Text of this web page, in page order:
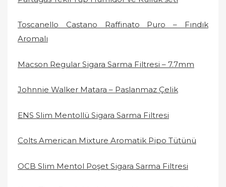
Toscanello Castano Raffinato Puro – Fındık
Aromalı
Macson Regular Sigara Sarma Filtresi – 7.7mm
Johnnie Walker Matara – Paslanmaz Çelik
ENS Slim Mentollü Sigara Sarma Filtresi
Colts American Mixture Aromatik Pipo Tütünü
OCB Slim Mentol Poşet Sigara Sarma Filtresi